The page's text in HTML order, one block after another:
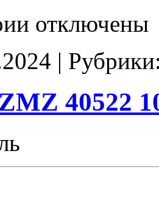
записи
200
P
2
0
0
Stage1
отключены
|
40522